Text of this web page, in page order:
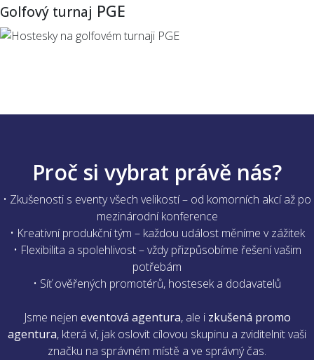
Golfový turnaj PGE
Proč si vybrat právě nás?
• Zkušenosti s eventy všech velikostí – od komorních akcí až po
mezinárodní konference
• Kreativní produkční tým – každou událost měníme v zážitek
• Flexibilita a spolehlivost – vždy přizpůsobíme řešení vašim
potřebám
• Síť ověřených promotérů, hostesek a dodavatelů
Jsme nejen eventová agentura, ale i zkušená promo
agentura, která ví, jak oslovit cílovou skupinu a zviditelnit vaši
značku na správném místě a ve správný čas.